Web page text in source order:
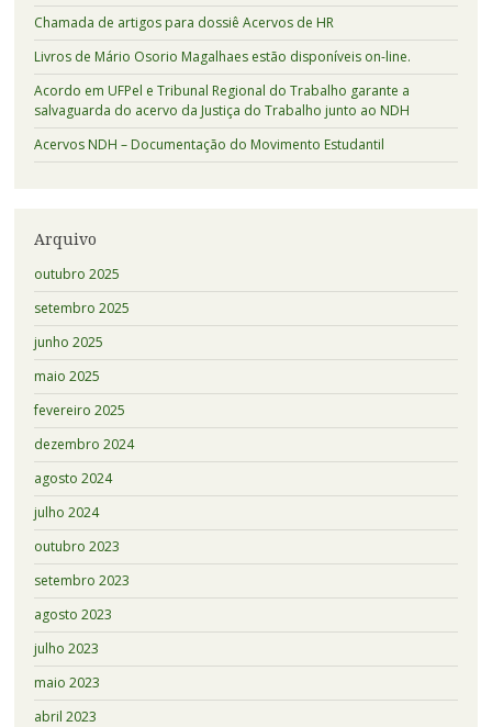
Chamada de artigos para dossiê Acervos de HR
Livros de Mário Osorio Magalhaes estão disponíveis on-line.
Acordo em UFPel e Tribunal Regional do Trabalho garante a
salvaguarda do acervo da Justiça do Trabalho junto ao NDH
Acervos NDH – Documentação do Movimento Estudantil
Arquivo
outubro 2025
setembro 2025
junho 2025
maio 2025
fevereiro 2025
dezembro 2024
agosto 2024
julho 2024
outubro 2023
setembro 2023
agosto 2023
julho 2023
maio 2023
abril 2023